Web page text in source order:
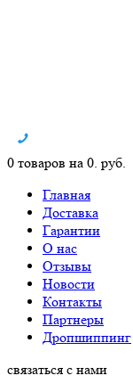
0 товаров на 0. руб.
Главная
Доставка
Гарантии
О нас
Отзывы
Новости
Контакты
Партнеры
Дропшиппинг
связаться с нами